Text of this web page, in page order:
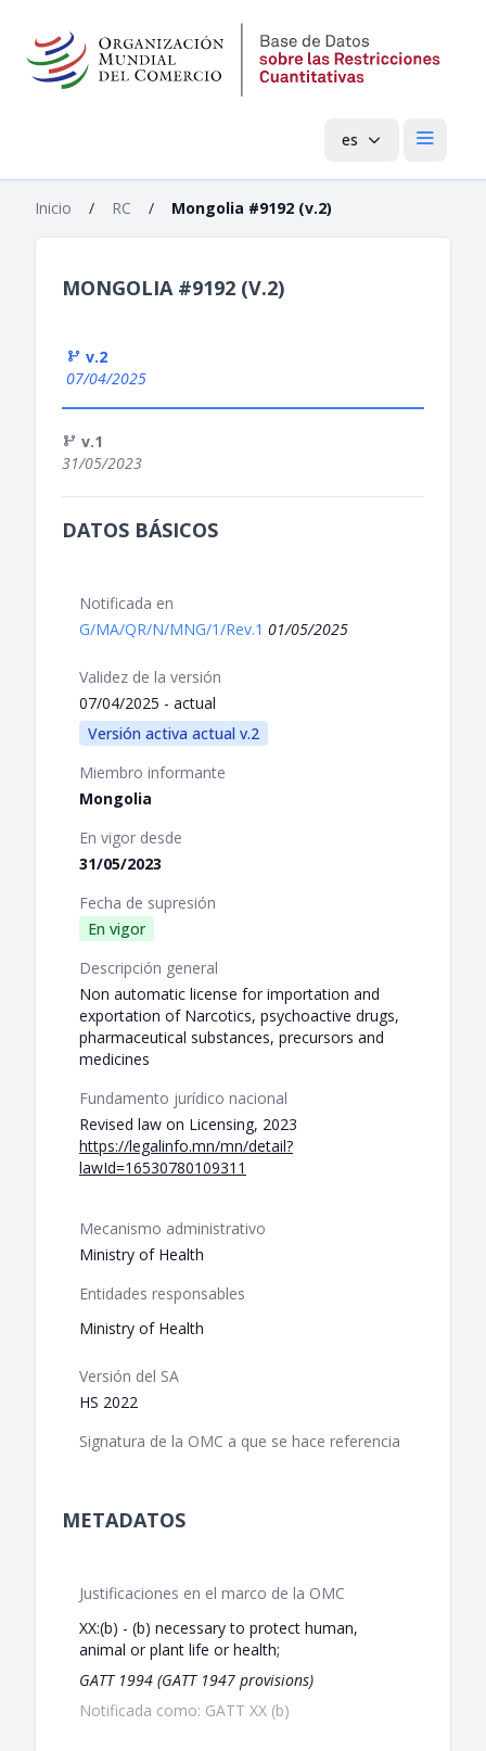
es Menú
Inicio / RC / Mongolia #9192 (v.2)
MONGOLIA #9192 (V.2)
v.2
07/04/2025
v.1
31/05/2023
DATOS BÁSICOS
Notificada en
G/MA/QR/N/MNG/1/Rev.1 01/05/2025
Validez de la versión
07/04/2025 - actual
Versión activa actual v.2
Miembro informante
Mongolia
En vigor desde
31/05/2023
Fecha de supresión
En vigor
Descripción general
Non automatic license for importation and
exportation of Narcotics, psychoactive drugs,
pharmaceutical substances, precursors and
medicines
Fundamento jurídico nacional
Revised law on Licensing, 2023
https://legalinfo.mn/mn/detail?
lawId=16530780109311
Mecanismo administrativo
Ministry of Health
Entidades responsables
Ministry of Health
Versión del SA
HS 2022
Signatura de la OMC a que se hace referencia
METADATOS
Justificaciones en el marco de la OMC
XX:(b) - (b) necessary to protect human,
animal or plant life or health;
GATT 1994 (GATT 1947 provisions)
Notificada como: GATT XX (b)